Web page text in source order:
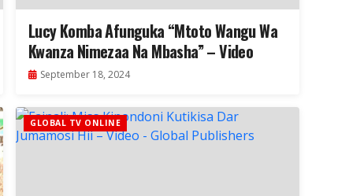
Lucy Komba Afunguka “Mtoto Wangu Wa
Kwanza Nimezaa Na Mbasha” – Video
September 18, 2024
GLOBAL TV ONLINE